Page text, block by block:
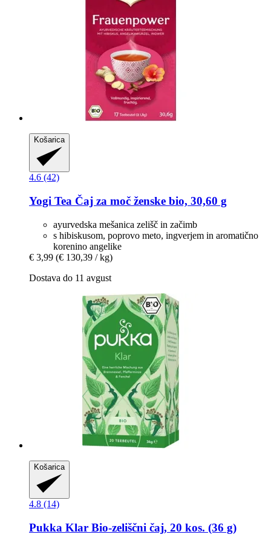
Košarica
4.6 (42)
Yogi Tea Čaj za moč ženske bio, 30,60 g
ayurvedska mešanica zelišč in začimb
s hibiskusom, poprovo meto, ingverjem in aromatično
korenino angelike
€ 3,99 (€ 130,39 / kg)
Dostava do 11 avgust
Košarica
4.8 (14)
Pukka Klar Bio-​zeliščni čaj, 20 kos. (36 g)